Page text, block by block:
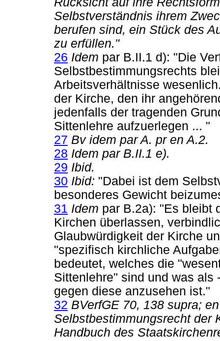
Selbstverständnis ihrem
berufen sind, ein Stück des
zu erfüllen."
26 Idem par B.II.1 d): "Die
Selbstbestimmungsrechts
Arbeitsverhältnisse
der Kirche, den ihr
jedenfalls der tragenden
Sittenlehre aufzuerlegen ... "
27 Bv idem par A. pr en A.2.
28 Idem par B.II.1 e).
29 Ibid.
30 Ibid: "Dabei ist dem
besonderes Gewicht
31 Idem par B.2a): "Es bleibt
Kirchen überlassen,
Glaubwürdigkeit der Kirche
"spezifisch kirchliche
bedeutet, welches die
Sittenlehre" sind und was als
gegen diese anzusehen ist."
32 BVerfGE 70, 138 supra;
Selbstbestimmungsrecht der
Handbuch des